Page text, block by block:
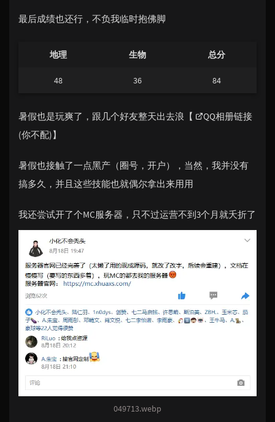
最后成绩也还行，不负我临时抱佛脚
地理 生物 总分
48 36 84
暑假也是玩爽了，跟几个好友整天出去浪【
QQ相册链接
(你不配)】
暑假也接触了一点黑产（圈号，开户），当然，我并没有
搞多久，并且这些技能也就偶尔拿出来用用
我还尝试开了个MC服务器，只不过运营不到3个月就夭折了
049713.webp